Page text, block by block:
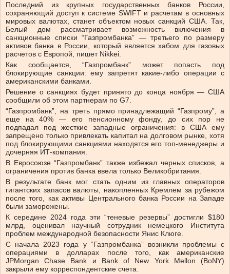
Последний из крупных государственных банков России,
сохраняющий доступ к системе SWIFT и расчетам в основных
мировых валютах, станет объектом новых санкций США. Так,
Белый дом рассматривает возможность включения в
санкционные списки “Газпромбанка” — третьего по размеру
активов банка в России, который является хабом для газовых
расчетов с Европой, пишет Nikkei.
Как сообщается, “Газпромбанк” может попасть под
блокирующие санкции: ему запретят какие-либо операции с
американскими банками.
Решение о санкциях будет принято до конца ноября — США
сообщили об этом партнерам по G7.
“Газпромбанк”, на треть прямо принадлежащий “Газпрому”, а
еще на 40% — его пенсионному фонду, до сих пор не
подпадал под жесткие западные ограничения: в США ему
запрещено только привлекать капитал на долговом рынке, хотя
под блокирующими санкциями находятся его топ-менеджеры и
дочерняя ИТ-компания.
В Евросоюзе “Газпромбанк” также избежал черных списков, а
ограничения против банка ввела только Великобритания.
В результате банк мог стать одним из главных операторов
гигантских запасов валюты, накопленных Кремлем за рубежом
после того, как активы Центрального банка России на Западе
были заморожены.
К середине 2024 года эти “теневые резервы” достигли $180
млрд, оценивал научный сотрудник немецкого Института
проблем международной безопасности Янис Клюге.
С начала 2023 года у “Газпромбанка” возникли проблемы с
операциями в долларах после того, как американские
JPMorgan Chase Bank и Bank of New York Mellon (BoNY)
закрыли ему корреспондентские счета.